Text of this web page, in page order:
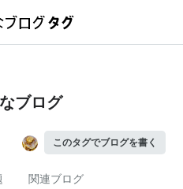
ブログ
このタグでブログを書く
関連ブログ